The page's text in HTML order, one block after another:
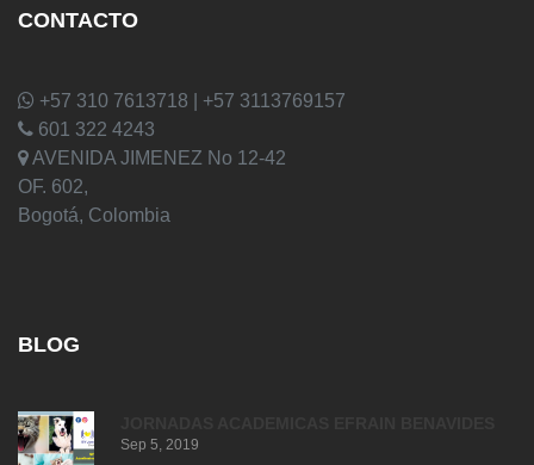
CONTACTO
+57 310 7613718 | +57 3113769157
601 322 4243
AVENIDA JIMENEZ No 12-42
OF. 602,
Bogotá, Colombia
BLOG
Sep 5, 2019